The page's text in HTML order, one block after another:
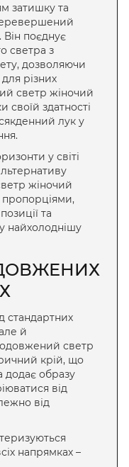
затишку та
поєднує
светра з
дозволяючи
різних
светр жіночий
своїй здатності
лук у
у світі
жіночий
пропорціями,
та
найхолоднішу
стандартних
й
светр
крій, що
додає образу
від
від
напрямках –